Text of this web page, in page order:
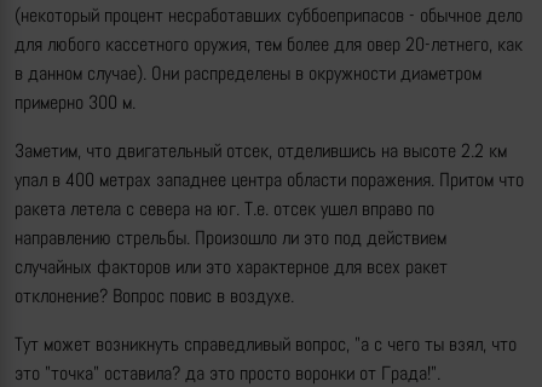
(некоторый процент несработавших суббоеприпасов - обычное дело
для любого кассетного оружия, тем более для овер 20-летнего, как
в данном случае). Они распределены в окружности диаметром
примерно 300 м.
Заметим, что двигательный отсек, отделившись на высоте 2.2 км
упал в 400 метрах западнее центра области поражения. Притом что
ракета летела с севера на юг. Т.е. отсек ушел вправо по
направлению стрельбы. Произошло ли это под действием
случайных факторов или это характерное для всех ракет
отклонение? Вопрос повис в воздухе.
Тут может возникнуть справедливый вопрос, "а с чего ты взял, что
это "точка" оставила? да это просто воронки от Града!".